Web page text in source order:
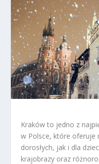
Kraków to jedno z
w Polsce, które oferuje
dorosłych, jak i dla
krajobrazy oraz